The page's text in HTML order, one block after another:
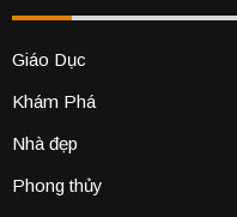
Giáo Dục
Khám Phá
Nhà đẹp
Phong thủy